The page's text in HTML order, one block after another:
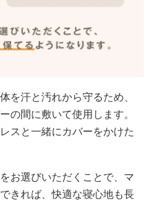
を汗と汚れから守るため、
の間に敷いて使用します。
スと一緒にカバーをかけた
お選びいただくことで、マ
きれば、快適な寝心地も長